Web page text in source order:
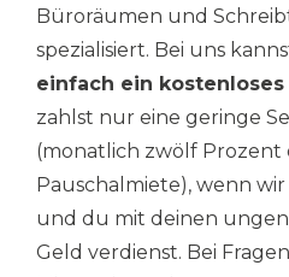
Büroräumen und
spezialisiert. Bei uns
einfach ein kostenloses
zahlst nur eine geringe
(monatlich zwölf Prozent
Pauschalmiete), wenn
und du mit deinen
Geld verdienst. Bei